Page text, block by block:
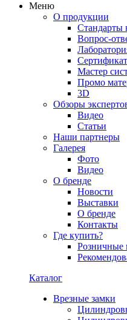
Меню
О продукции
Стандарты
Вопрос-
Мастер
Промо
3D
Обзоры
Видео
Статьи
Наши партнеры
Галерея
Фото
Видео
О бренде
Новости
Выставки
О бренде
Контакты
Где купить?
Розничные
Каталог
Врезные замки